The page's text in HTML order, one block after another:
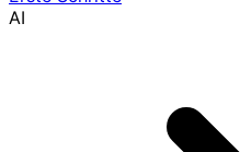
AI